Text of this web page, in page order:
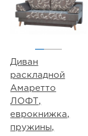
Диван
раскладной
Амаретто
ЛОФТ,
еврокнижка,
пружины,